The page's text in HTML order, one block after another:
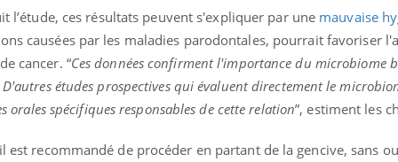
l’étude, ces résultats peuvent s'expliquer par une mauvaise
causées par les maladies parodontales, pourrait favoriser
cancer. “Ces données confirment l'importance du microbiome
études prospectives qui évaluent directement le
orales spécifiques responsables de cette relation”, estiment les
est recommandé de procéder en partant de la gencive, sans